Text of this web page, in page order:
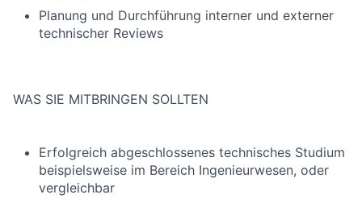
Planung und Durchführung interner und externer
technischer Reviews
WAS SIE MITBRINGEN SOLLTEN
Erfolgreich abgeschlossenes technisches Studium
beispielsweise im Bereich Ingenieurwesen, oder
vergleichbar